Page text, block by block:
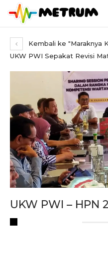
Kembali ke "Maraknya
UKW PWI Sepakat Revisi
UKW PWI – HPN